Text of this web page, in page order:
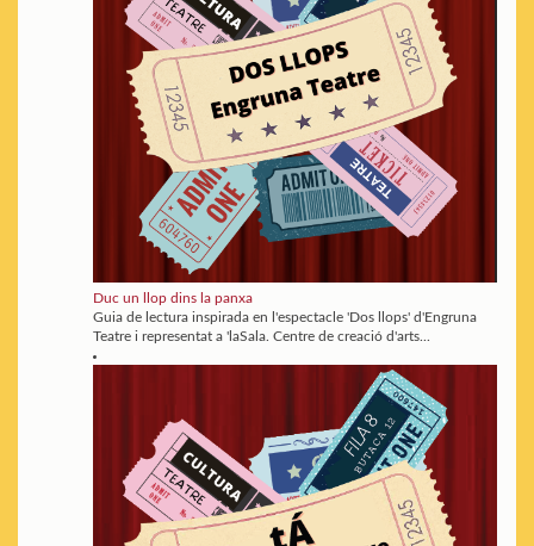
Duc un llop dins la panxa
Guia de lectura inspirada en l'espectacle 'Dos llops' d'Engruna
Teatre i representat a 'laSala. Centre de creació d'arts...